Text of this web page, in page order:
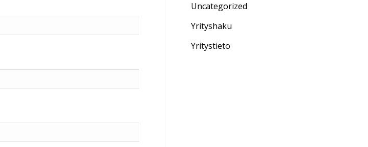
Uncategorized
Yrityshaku
Yritystieto